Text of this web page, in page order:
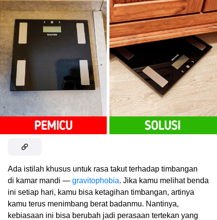
Ada istilah khusus untuk rasa takut terhadap timbangan
di kamar mandi — gravitophobia. Jika kamu melihat benda
ini setiap hari, kamu bisa ketagihan timbangan, artinya
kamu terus menimbang berat badanmu. Nantinya,
kebiasaan ini bisa berubah jadi perasaan tertekan yang